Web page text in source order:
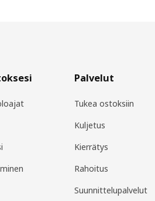
Palvelut
Tukea ostoksiin
Kuljetus
Kierrätys
Rahoitus
Suunnittelupalvelut